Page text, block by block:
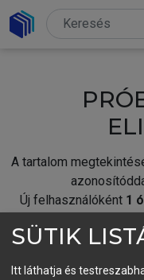
A tartalom
Új felhasználóként 1
fiókoddal,
SÜTIK
Itt láthatja és